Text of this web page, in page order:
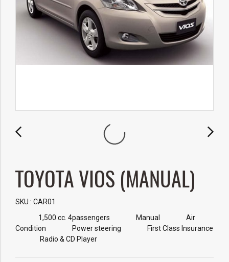
TOYOTA VIOS (MANUAL)
SKU : CAR01
1,500 cc. 4passengers Manual Air
Condition Power steering First Class Insurance
Radio & CD Player